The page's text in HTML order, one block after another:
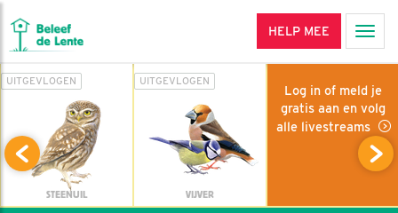
HELP MEE
UITGEVLOGEN
STEENUIL
UITGEVLOGEN
VIJVER
Log in of meld je
gratis aan en volg
alle livestreams